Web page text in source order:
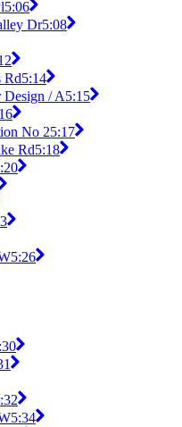
5:06
Dr5:08
Rd5:14
/ A5:15
No 25:17
Rd5:18
5:26
5:34